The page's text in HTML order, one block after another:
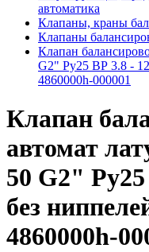
автоматика
Клапаны, краны
Клапаны
Клапан
G2" Ру25 ВР 3.8 -
4860000h-000001
Клапан
автомат
50 G2"
без
4860000h-